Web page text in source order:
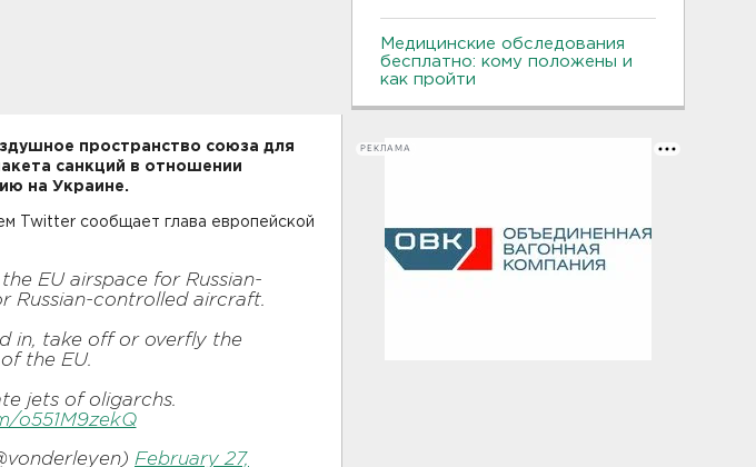
пространство союза для
санкций в отношении
на Украине.
Twitter сообщает глава европейской
EU airspace for Russian-
Russian-controlled aircraft.
in, take off or overfly the
the EU.
jets of oligarchs.
o551M9zekQ
February 27,
Медицинские обследования
бесплатно: кому положены и
как пройти
РЕКЛАМА